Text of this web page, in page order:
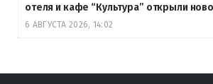
отеля и кафе “Культура” открыли
6 АВГУСТА 2026, 14:02